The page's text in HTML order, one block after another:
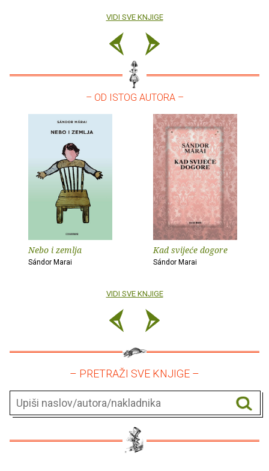
VIDI SVE KNJIGE
– OD ISTOG AUTORA –
Nebo i zemlja
Sándor Marai
Kad svijeće dogore
Sándor Marai
VIDI SVE KNJIGE
– PRETRAŽI SVE KNJIGE –